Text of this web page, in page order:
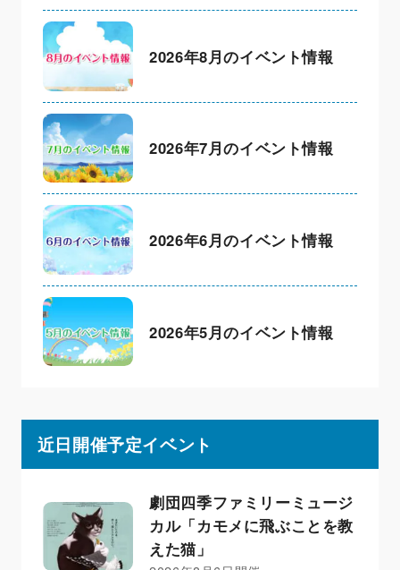
2026年8月のイベント情報
2026年7月のイベント情報
2026年6月のイベント情報
2026年5月のイベント情報
近日開催予定イベント
劇団四季ファミリーミュージ
カル「カモメに飛ぶことを教
えた猫」